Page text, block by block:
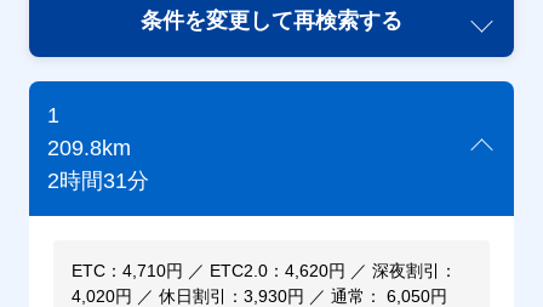
条件を変更して再検索する
1
209.8km
2時間31分
ETC：4,710円 ／ ETC2.0：4,620円 ／ 深夜割引：
4,020円 ／ 休日割引：3,930円 ／ 通常： 6,050円